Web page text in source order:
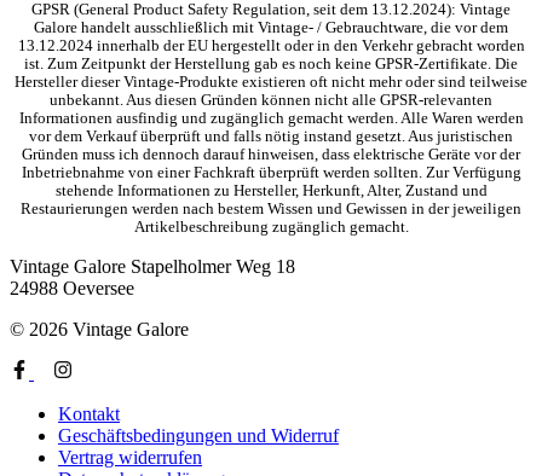
GPSR (General Product Safety Regulation, seit dem 13.12.2024): Vintage
Galore handelt ausschließlich mit Vintage- / Gebrauchtware, die vor dem
13.12.2024 innerhalb der EU hergestellt oder in den Verkehr gebracht worden
ist. Zum Zeitpunkt der Herstellung gab es noch keine GPSR-Zertifikate. Die
Hersteller dieser Vintage-Produkte existieren oft nicht mehr oder sind teilweise
unbekannt. Aus diesen Gründen können nicht alle GPSR-relevanten
Informationen ausfindig und zugänglich gemacht werden. Alle Waren werden
vor dem Verkauf überprüft und falls nötig instand gesetzt. Aus juristischen
Gründen muss ich dennoch darauf hinweisen, dass elektrische Geräte vor der
Inbetriebnahme von einer Fachkraft überprüft werden sollten. Zur Verfügung
stehende Informationen zu Hersteller, Herkunft, Alter, Zustand und
Restaurierungen werden nach bestem Wissen und Gewissen in der jeweiligen
Artikelbeschreibung zugänglich gemacht.
Vintage Galore Stapelholmer Weg 18
24988 Oeversee
© 2026 Vintage Galore
Kontakt
Geschäftsbedingungen und Widerruf
Vertrag widerrufen